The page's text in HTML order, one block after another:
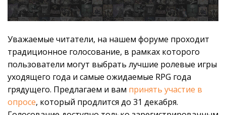
Уважаемые читатели, на нашем форуме проходит
традиционное голосование, в рамках которого
пользователи могут выбрать лучшие ролевые игры
уходящего года и самые ожидаемые RPG года
грядущего. Предлагаем и вам принять участие в
опросе, который продлится до 31 декабря.